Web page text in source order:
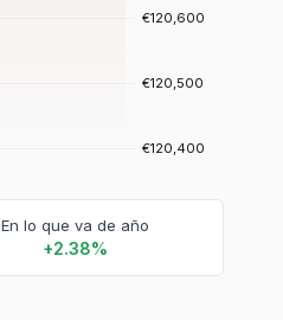
En lo que va de año
+2.38%